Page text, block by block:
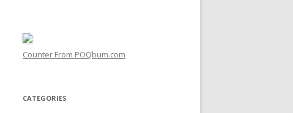
Counter From POQbum.com
CATEGORIES